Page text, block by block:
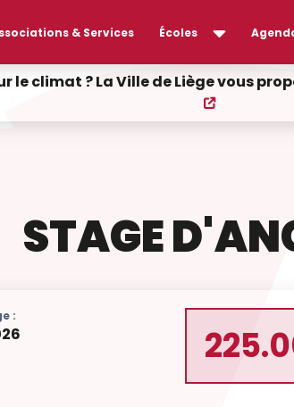
& Services Écoles
le climat ? La Ville de Liège vous
STAGE
: